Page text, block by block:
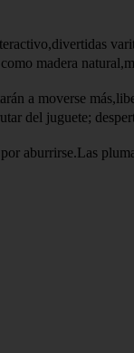
madera
a moverse
del juguete;
aburrirse.Las